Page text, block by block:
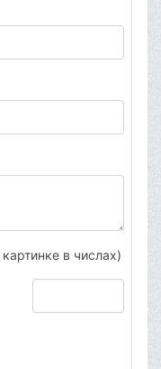
в числах)